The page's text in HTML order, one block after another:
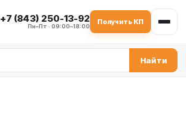
+7 (843) 250-13-92
Пн–Пт · 09:00–18:00
Получить КП
Найти